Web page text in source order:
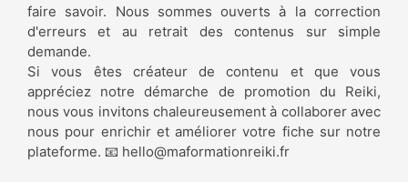
faire savoir. Nous sommes ouverts à la correction
d'erreurs et au retrait des contenus sur simple
demande.
Si vous êtes créateur de contenu et que vous
appréciez notre démarche de promotion du Reiki,
nous vous invitons chaleureusement à collaborer avec
nous pour enrichir et améliorer votre fiche sur notre
plateforme. 📧 hello@maformationreiki.fr